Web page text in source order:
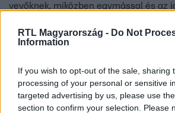
RTL Magyarország - Do Not
Information
If you wish to opt-out of the sale, sharing
processing of your personal or sensitive
targeted advertising by us, please use
section to confirm your selection. Please
vevőknek, miközben egymással és az